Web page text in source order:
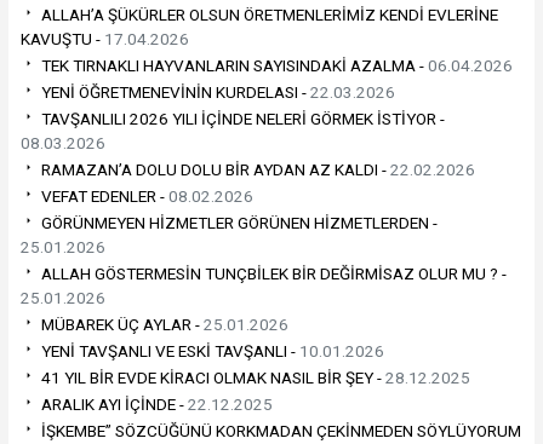
ALLAH’A ŞÜKÜRLER OLSUN ÖRETMENLERİMİZ KENDİ EVLERİNE
KAVUŞTU - 17.04.2026
TEK TIRNAKLI HAYVANLARIN SAYISINDAKİ AZALMA -06.04.2026
YENİ ÖĞRETMENEVİNİN KURDELASI -22.03.2026
TAVŞANLILI 2026 YILI İÇİNDE NELERİ GÖRMEK İSTİYOR -
08.03.2026
RAMAZAN’A DOLU DOLU BİR AYDAN AZ KALDI -22.02.2026
VEFAT EDENLER -08.02.2026
GÖRÜNMEYEN HİZMETLER GÖRÜNEN HİZMETLERDEN -
25.01.2026
ALLAH GÖSTERMESİN TUNÇBİLEK BİR DEĞİRMİSAZ OLUR MU ? -
25.01.2026
MÜBAREK ÜÇ AYLAR -25.01.2026
YENİ TAVŞANLI VE ESKİ TAVŞANLI - 10.01.2026
41 YIL BİR EVDE KİRACI OLMAK NASIL BİR ŞEY -28.12.2025
ARALIK AYI İÇİNDE -22.12.2025
İŞKEMBE” SÖZCÜĞÜNÜ KORKMADAN ÇEKİNMEDEN SÖYLÜYORUM